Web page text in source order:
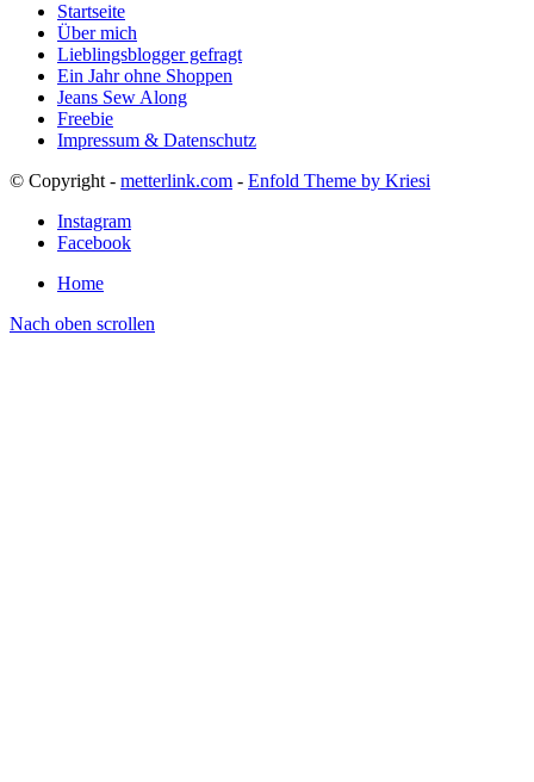
Startseite
Über mich
Lieblingsblogger gefragt
Ein Jahr ohne Shoppen
Jeans Sew Along
Freebie
Impressum & Datenschutz
© Copyright - metterlink.com - Enfold Theme by Kriesi
Instagram
Facebook
Home
Nach oben scrollen